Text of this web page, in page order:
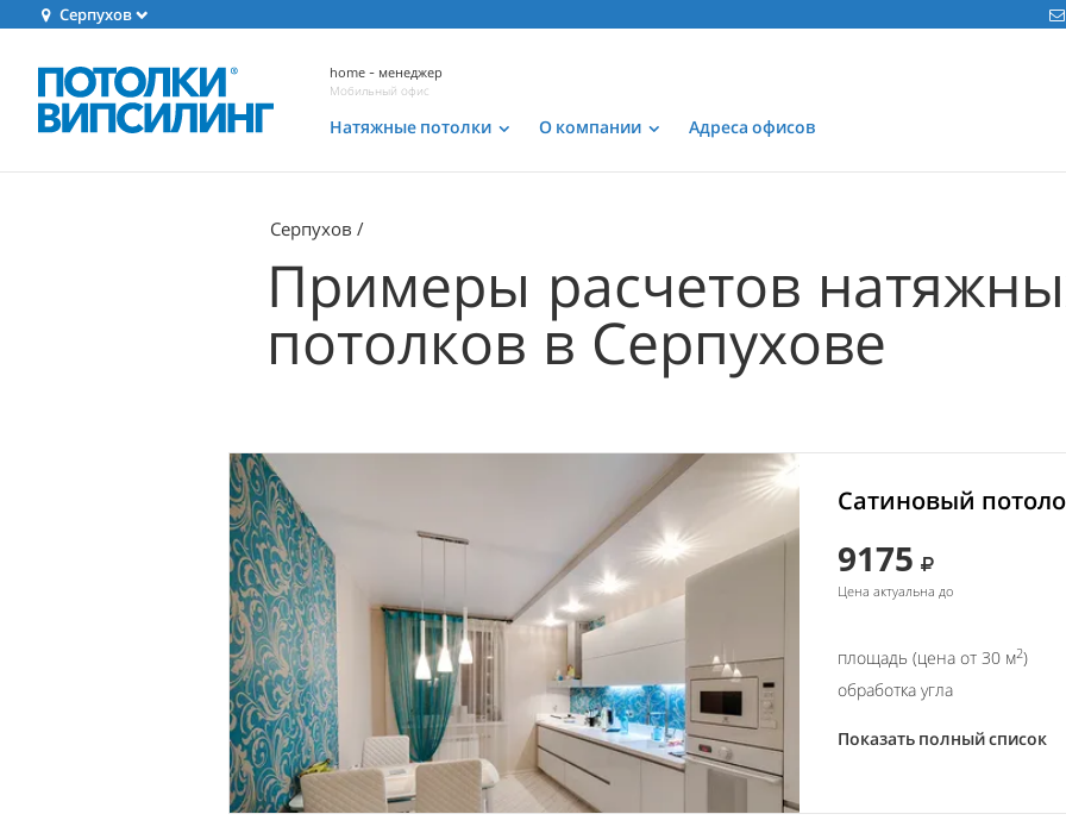
Серпухов
home - менеджер
Мобильный офис
Натяжные потолки О компании Адреса офисов
Серпухов
Примеры расчетов
потолков в Серпухове
Сатиновый
9175
Цена актуальна до
площадь (цена от 30 м2)
обработка угла
Показать полный список